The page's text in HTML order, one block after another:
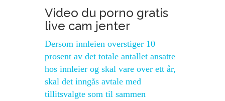
Video du porno gratis
live cam jenter
Dersom innleien overstiger 10
prosent av det totale antallet ansatte
hos innleier og skal vare over ett år,
skal det inngås avtale med
tillitsvalgte som til sammen